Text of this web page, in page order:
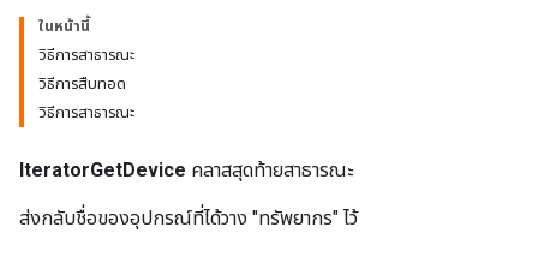
ในหน้านี้
วิธีการสาธารณะ
วิธีการสืบทอด
วิธีการสาธารณะ
IteratorGetDevice คลาสสุดท้ายสาธารณะ
ส่งกลับชื่อของอุปกรณ์ที่ได้วาง "ทรัพยากร" ไว้